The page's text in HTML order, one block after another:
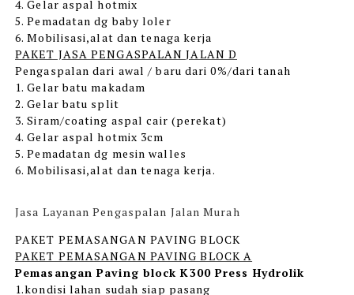
4. Gelar aspal hotmix
5. Pemadatan dg baby loler
6. Mobilisasi,alat dan tenaga kerja
PAKET JASA PENGASPALAN JALAN D
Pengaspalan dari awal / baru dari 0%/dari tanah
1. Gelar batu makadam
2. Gelar batu split
3. Siram/coating aspal cair (perekat)
4. Gelar aspal hotmix 3cm
5. Pemadatan dg mesin walles
6. Mobilisasi,alat dan tenaga kerja.
Jasa Layanan Pengaspalan Jalan Murah
PAKET PEMASANGAN PAVING BLOCK
PAKET PEMASANGAN PAVING BLOCK A
Pemasangan Paving block K300 Press Hydrolik
1.kondisi lahan sudah siap pasang